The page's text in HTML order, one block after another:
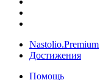
Nastolio.Premium
Достижения
Помощь